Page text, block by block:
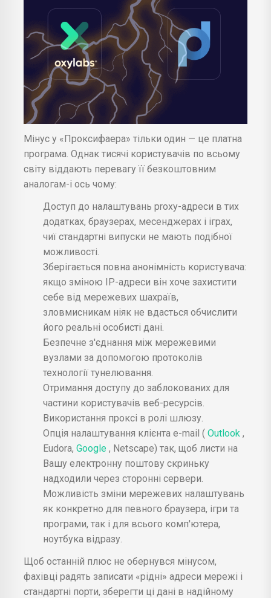
Мінус у «Проксифаера» тільки один — це платна
програма. Однак тисячі користувачів по всьому
світу віддають перевагу її безкоштовним
аналогам-і ось чому:
Доступ до налаштувань proxy-адреси в тих
додатках, браузерах, месенджерах і іграх,
чиї стандартні випуски не мають подібної
можливості.
Зберігається повна анонімність користувача:
якщо зміною IP-адреси він хоче захистити
себе від мережевих шахраїв,
зловмисникам ніяк не вдасться обчислити
його реальні особисті дані.
Безпечне з'єднання між мережевими
вузлами за допомогою протоколів
технології тунелювання.
Отримання доступу до заблокованих для
частини користувачів веб-ресурсів.
Використання проксі в ролі шлюзу.
Опція налаштування клієнта e-mail ( Outlook ,
Eudora, Google , Netscape) так, щоб листи на
Вашу електронну поштову скриньку
надходили через сторонні сервери.
Можливість зміни мережевих налаштувань
як конкретно для певного браузера, ігри та
програми, так і для всього комп'ютера,
ноутбука відразу.
Щоб останній плюс не обернувся мінусом,
фахівці радять записати «рідні» адреси мережі і
стандартні порти, зберегти ці дані в надійному